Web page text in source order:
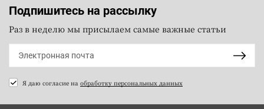
Подпишитесь на рассылку
Раз в неделю мы присылаем самые важные статьи
Я даю согласие на обработку персональных данных